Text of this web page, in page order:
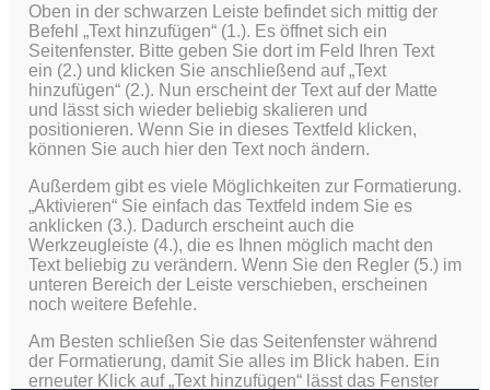
Oben in der schwarzen Leiste befindet sich mittig der
Befehl „Text hinzufügen“ (1.). Es öffnet sich ein
Seitenfenster. Bitte geben Sie dort im Feld Ihren Text
ein (2.) und klicken Sie anschließend auf „Text
hinzufügen“ (2.). Nun erscheint der Text auf der Matte
und lässt sich wieder beliebig skalieren und
positionieren. Wenn Sie in dieses Textfeld klicken,
können Sie auch hier den Text noch ändern.
Außerdem gibt es viele Möglichkeiten zur Formatierung.
„Aktivieren“ Sie einfach das Textfeld indem Sie es
anklicken (3.). Dadurch erscheint auch die
Werkzeugleiste (4.), die es Ihnen möglich macht den
Text beliebig zu verändern. Wenn Sie den Regler (5.) im
unteren Bereich der Leiste verschieben, erscheinen
noch weitere Befehle.
Am Besten schließen Sie das Seitenfenster während
der Formatierung, damit Sie alles im Blick haben. Ein
erneuter Klick auf „Text hinzufügen“ lässt das Fenster